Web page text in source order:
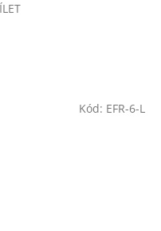
Kód: EFR-6-L